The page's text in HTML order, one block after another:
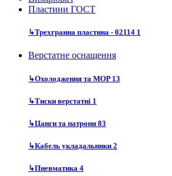
Пластини ГОСТ
↳Трехгранна пластина - 02114 1
Верстатне оснащення
↳Охолодження та MOP 13
↳Тиски верстатні 1
↳Цанги та патрони 83
↳Кабель укладальники 2
↳Пневматика 4